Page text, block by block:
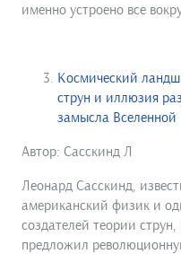
именно устроено все
Космический
струн и иллюзия
замысла Вселенной
Автор: Сасскинд Л
Леонард Сасскинд,
американский физик и
создателей теории струн,
предложил